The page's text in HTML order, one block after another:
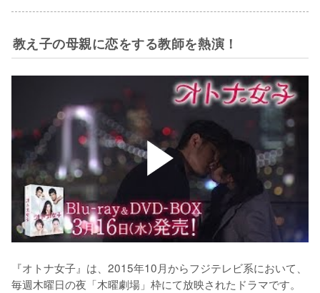
教え子の母親に恋をする教師を熱演！
『オトナ女子』は、2015年10月からフジテレビ系において、
毎週木曜日の夜「木曜劇場」枠にて放映されたドラマです。